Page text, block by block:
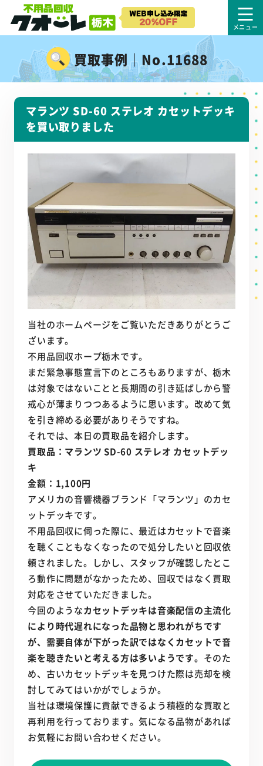
買取事例｜No.11688
マランツ SD-60 ステレオ カセットデッキ
を買い取りました
当社のホームページをご覧いただきありがとうご
ざいます。
不用品回収ホープ栃木です。
まだ緊急事態宣言下のところもありますが、栃木
は対象ではないことと長期間の引き延ばしから警
戒心が薄まりつつあるように思います。改めて気
を引き締める必要がありそうですね。
それでは、本日の買取品を紹介します。
買取品：マランツ SD-60 ステレオ カセットデッ
キ
金額：1,100円
アメリカの音響機器ブランド「マランツ」のカセ
ットデッキです。
不用品回収に伺った際に、最近はカセットで音楽
を聴くこともなくなったので処分したいと回収依
頼されました。しかし、スタッフが確認したとこ
ろ動作に問題がなかったため、回収ではなく買取
対応をさせていただきました。
今回のようなカセットデッキは音楽配信の主流化
により時代遅れになった品物と思われがちです
が、需要自体が下がった訳ではなくカセットで音
楽を聴きたいと考える方は多いようです。 そのた
め、古いカセットデッキを見つけた際は売却を検
討してみてはいかがでしょうか。
当社は環境保護に貢献できるよう積極的な買取と
再利用を行っております。気になる品物があれば
お気軽にお問い合わせください。